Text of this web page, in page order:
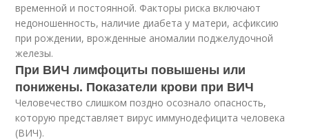
временной и постоянной. Факторы риска включают
недоношенность, наличие диабета у матери, асфиксию
при рождении, врожденные аномалии поджелудочной
железы.
При ВИЧ лимфоциты повышены или
понижены. Показатели крови при ВИЧ
Человечество слишком поздно осознало опасность,
которую представляет вирус иммунодефицита человека
(ВИЧ).